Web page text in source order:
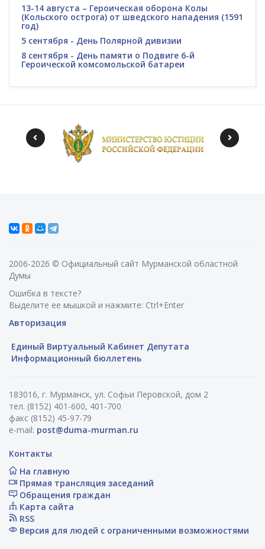
13-14 августа – Героическая оборона Колы
(Кольского острога) от шведского нападения (1591
год)
5 сентября - День Полярной дивизии
8 сентября - День памяти о Подвиге 6-й
Героической комсомольской батареи
2006-2026 © Официальный сайт Мурманской областной
Думы
Ошибка в тексте?
Выделите ее мышкой и нажмите: Ctrl+Enter
Авторизация
Единый Виртуальный Кабинет Депутата
Информационный бюллетень
183016, г. Мурманск, ул. Софьи Перовской, дом 2
тел. (8152) 401-600, 401-700
факс (8152) 45-97-79
e-mail: post@duma-murman.ru
Контакты
На главную
Прямая трансляция заседаний
Обращения граждан
Карта сайта
RSS
Версия для людей с ограниченными возможностями